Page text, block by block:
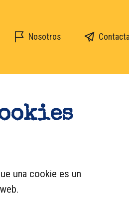
Nosotros
una cookie es un